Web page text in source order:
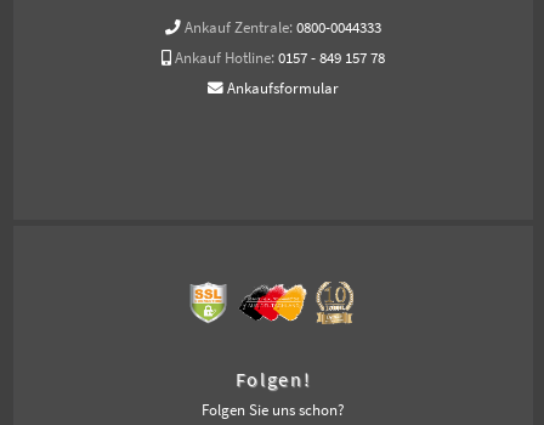
Ankauf Zentrale: 0800-0044333
Ankauf Hotline: 0157 - 849 157 78
Ankaufsformular
Folgen!
Folgen Sie uns schon?